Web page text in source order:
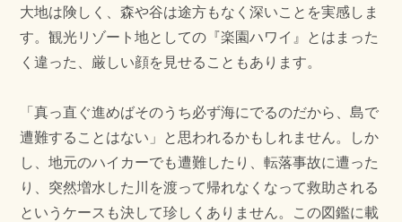
大地は険しく、森や谷は途方もなく深いことを実感しま
す。観光リゾート地としての『楽園ハワイ』とはまった
く違った、厳しい顔を見せることもあります。
「真っ直ぐ進めばそのうち必ず海にでるのだから、島で
遭難することはない」と思われるかもしれません。しか
し、地元のハイカーでも遭難したり、転落事故に遭った
り、突然増水した川を渡って帰れなくなって救助される
というケースも決して珍しくありません。この図鑑に載